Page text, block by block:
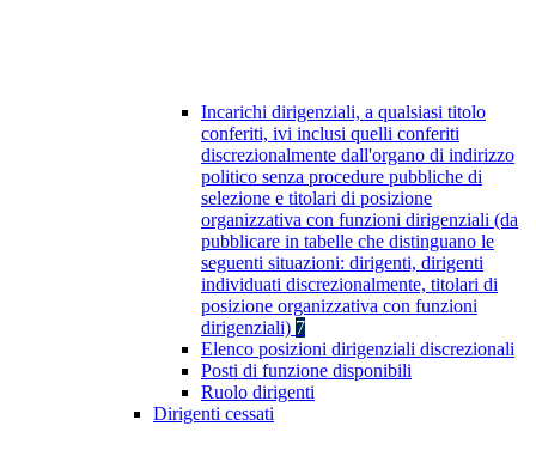
Incarichi dirigenziali, a qualsiasi titolo
conferiti, ivi inclusi quelli conferiti
discrezionalmente dall'organo di indirizzo
politico senza procedure pubbliche di
selezione e titolari di posizione
organizzativa con funzioni dirigenziali (da
pubblicare in tabelle che distinguano le
seguenti situazioni: dirigenti, dirigenti
individuati discrezionalmente, titolari di
posizione organizzativa con funzioni
dirigenziali) 7
Elenco posizioni dirigenziali discrezionali
Posti di funzione disponibili
Ruolo dirigenti
Dirigenti cessati